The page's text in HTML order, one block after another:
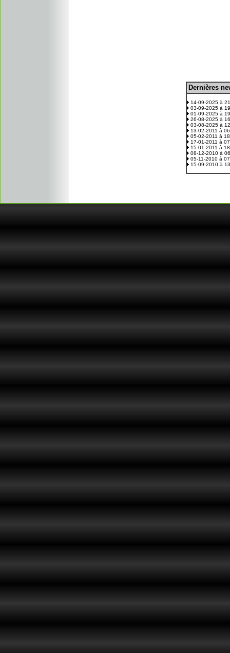
Dernières
14-09-2025 à
03-09-2025 à
01-09-2025 à
26-08-2025 à
03-08-2025 à
13-02-2011 à
05-02-2011 à
17-01-2011 à
15-01-2011 à
08-12-2010 à
05-11-2010 à
15-09-2010 à